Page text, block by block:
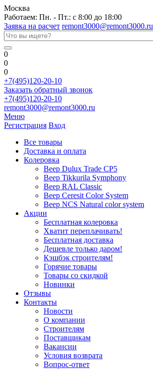
Москва
Работаем: Пн. - Пт.: с 8:00 до 18:00
Заявка на расчет remont3000@remont3000.ru
0
0
0
+7(495)120-20-10
Заказать обратный звонок
+7(495)120-20-10
remont3000@remont3000.ru
Меню
Регистрация Вход
Все товары
Доставка и оплата
Колеровка
Веер Dulux Trade CP5
Веер Tikkurila Symphony
Веер RAL Classic
Веер Ceresit Color System
Веер NCS Natural color system
Акции
Бесплатная колеровка
Хватит переплачивать!
Бесплатная доставка
Дешевле только даром!
Кэшбэк строителям!
Горячие товары
Товары со скидкой
Новинки
Отзывы
Контакты
Новости
О компании
Строителям
Поставщикам
Вакансии
Условия возврата
Вопрос-ответ